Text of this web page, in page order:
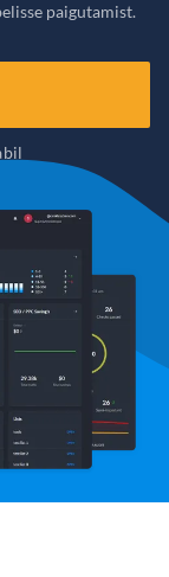
paigutamist.